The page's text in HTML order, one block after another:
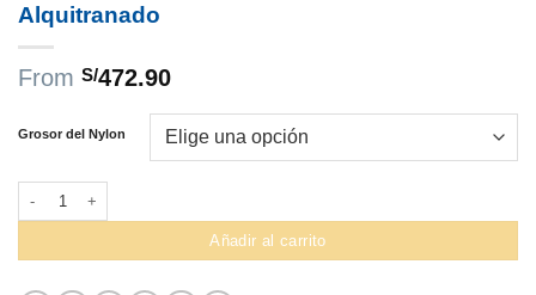
Alquitranado
From S/472.90
Grosor del Nylon
Añadir al carrito